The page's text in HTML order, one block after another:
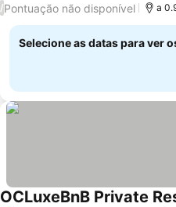
/Pontuação não disponível a
Selecione as datas para ver
OCLuxeBnB Private